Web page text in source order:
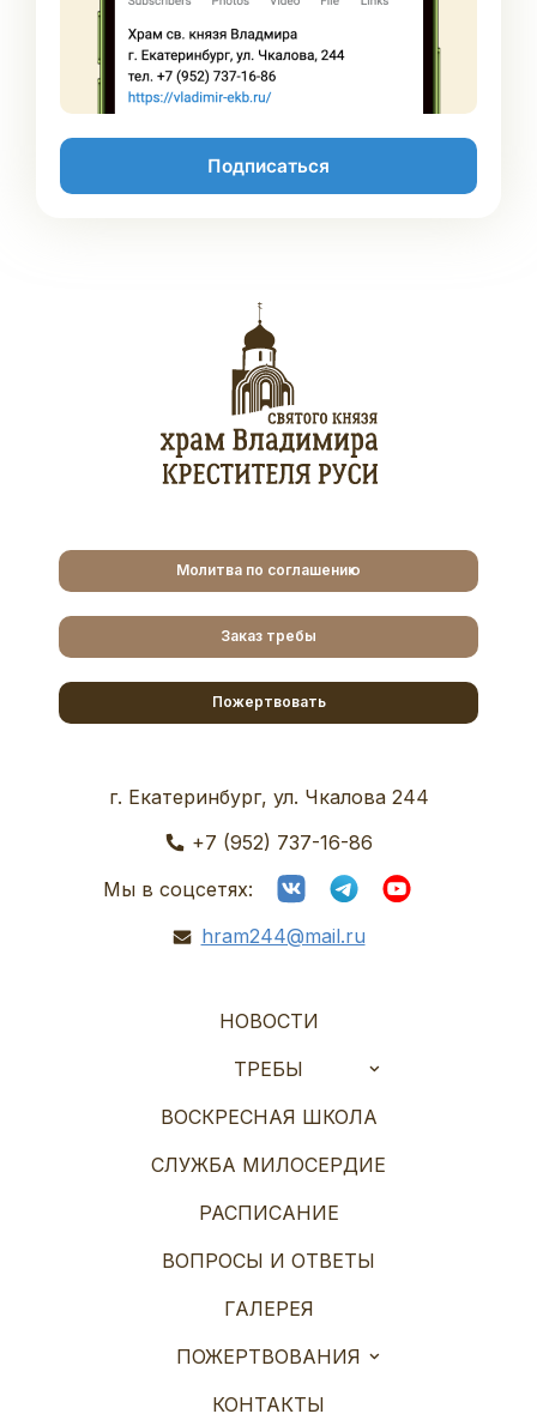
Подписаться
Молитва по соглашению
Заказ требы
Пожертвовать
г. Екатеринбург, ул. Чкалова 244
+7 (952) 737-16-86
Мы в соцсетях:
hram244@mail.ru
НОВОСТИ
ТРЕБЫ
ВОСКРЕСНАЯ ШКОЛА
СЛУЖБА МИЛОСЕРДИЕ
РАСПИСАНИЕ
ВОПРОСЫ И ОТВЕТЫ
ГАЛЕРЕЯ
ПОЖЕРТВОВАНИЯ
КОНТАКТЫ